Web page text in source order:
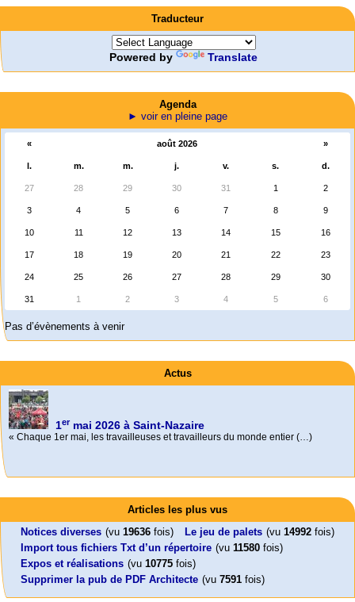
Traducteur
Powered by Translate
Agenda
► voir en pleine page
« août 2026 »
l. m. m. j. v. s. d.
27 28 29 30 31 1 2
3 4 5 6 7 8 9
10 11 12 13 14 15 16
17 18 19 20 21 22 23
24 25 26 27 28 29 30
31 1 2 3 4 5 6
Pas d’évènements à venir
Actus
1ermai 2026 à Saint-Nazaire
« Chaque 1er mai, les travailleuses et travailleurs du monde entier (…)
Foutez-nous la paix !
Aujourd’hui, mercredi 18 mars 2026, le président de la République
Emmanuel (…)
Leonard Peltier libre !
Leonard Peltier, un Amérindien condamné deux fois à la prison à vie pour
un (…)
En Pays-de-la-Loire le couperet est tombé !
« La présidente Horizons de la région Pays de la Loire veut faire voter ce (…)
Mon CV... Cette perle indique une nouveauté, ou le dernier travail (…)
Articles les plus vus
Notices diverses (vu 19636 fois) Le jeu de palets (vu 14992 fois)
Import tous fichiers Txt d’un répertoire (vu 11580 fois)
Expos et réalisations (vu 10775 fois)
Supprimer la pub de PDF Architecte (vu 7591 fois)